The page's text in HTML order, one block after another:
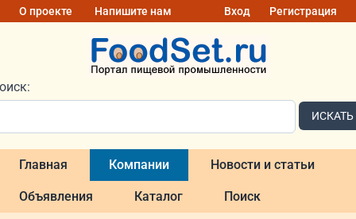
О проекте Напишите нам Вход Регистрация
ИСКАТЬ
Главная Компании Новости и статьи
Объявления Каталог Поиск